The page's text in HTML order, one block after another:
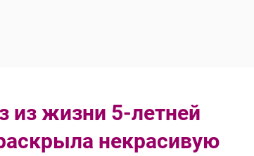
из жизни 5-летней
некрасивую